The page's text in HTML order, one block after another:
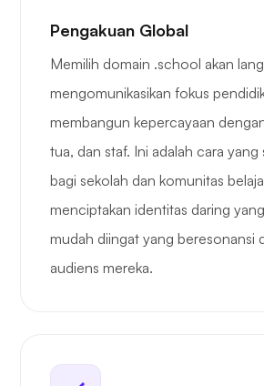
Pengakuan Global
Memilih domain .school akan
mengomunikasikan fokus
membangun kepercayaan
tua, dan staf. Ini adalah cara yang
bagi sekolah dan komunitas
menciptakan identitas daring
mudah diingat yang beresonansi
audiens mereka.